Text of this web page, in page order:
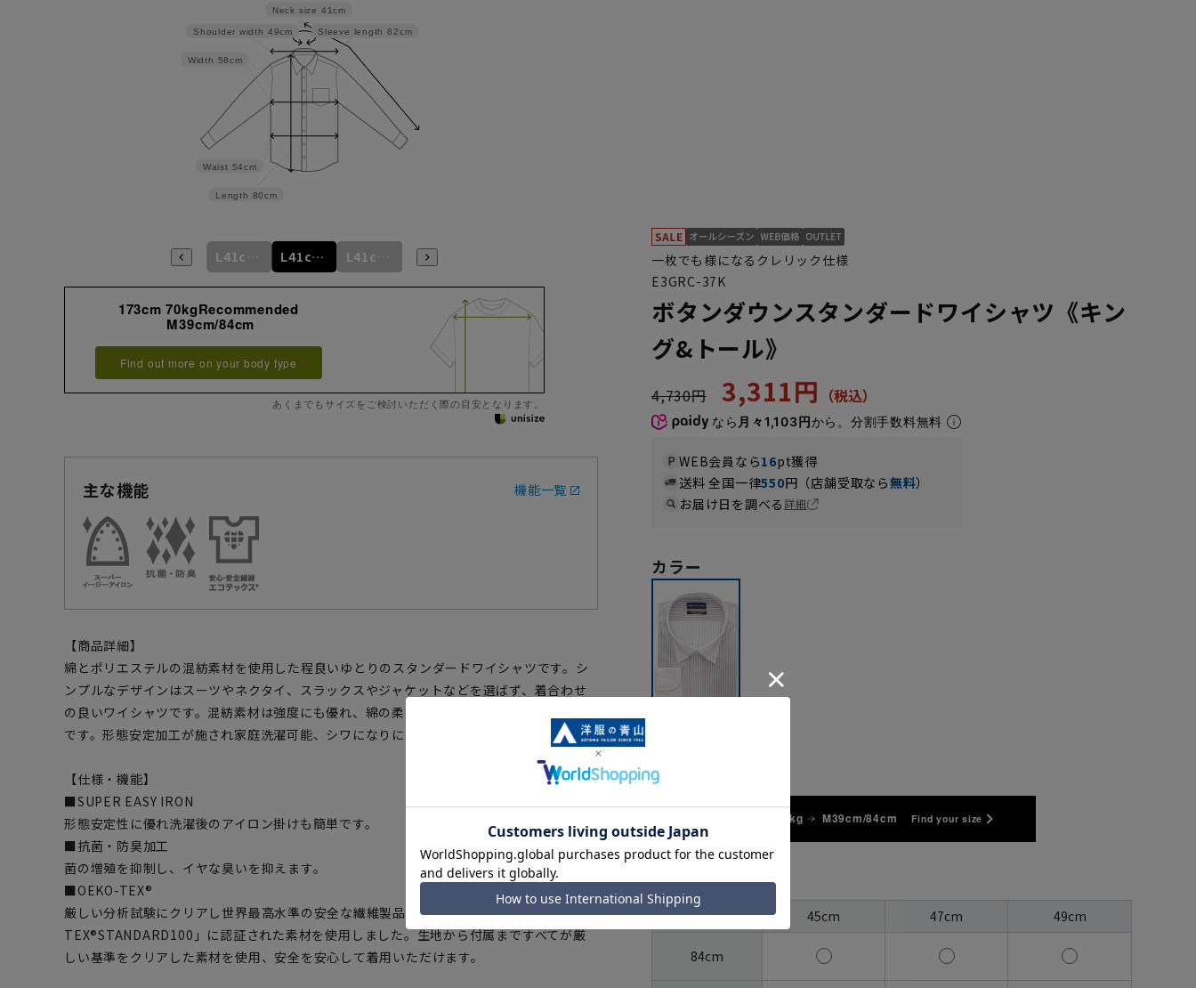
Sleeve length 82cm
Neck size 41cm
Length 80cm
Waist 54cm
Width 58cm
Shoulder width 49cm
L41cm/78cm L41cm/80cm L41cm/82cm L41cm/84cm LL43cm/88cm 3L45cm/84cm 3L45cm/88cm
173cm 70kgRecommended
M39cm/84cm
Find out more on your body type
あくまでもサイズをご検討いただく際の目安となります。
主な機能 機能一覧
【商品詳細】
綿とポリエステルの混紡素材を使用した程良いゆとりのスタンダードワイシャツです。シ
ンプルなデザインはスーツやネクタイ、スラックスやジャケットなどを選ばず、着合わせ
の良いワイシャツです。混紡素材は強度にも優れ、綿の柔らかい風合いを持ち合わせた1枚
です。形態安定加工が施され家庭洗濯可能、シワになりにくくアイロン掛けも簡単です。
【仕様・機能】
■SUPER EASY IRON
形態安定性に優れ洗濯後のアイロン掛けも簡単です。
■抗菌・防臭加工
菌の増殖を抑制し、イヤな臭いを抑えます。
■OEKO-TEX®
厳しい分析試験にクリアし世界最高水準の安全な繊維製品の証「OEKO-
TEX®STANDARD100」に認証された素材を使用しました。生地から付属まですべてが厳
しい基準をクリアした素材を使用、安全を安心して着用いただけます。
一枚でも様になるクレリック仕様
E3GRC-37K
ボタンダウンスタンダードワイシャツ《キン
グ&トール》
4,730円 3,311円
なら 月々1,103円から。分割手数料無料
WEB会員なら16pt獲得
送料 全国一律550円（店舗受取なら無料）
お届け日を調べる詳細
カラー
173cm / 70kg M39cm/84cm Find your size
サイズ
45cm 47cm 49cm
84cm